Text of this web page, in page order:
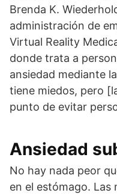
Brenda K.
administración de
Virtual Reality
donde trata a
ansiedad mediante
tiene miedos, pero
punto de evitar
Ansiedad
No hay nada peor
en el estómago. Las